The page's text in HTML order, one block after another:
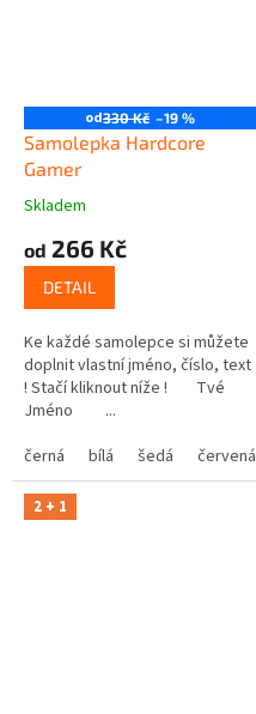
od330 Kč –19 %
Samolepka Hardcore
Gamer
Skladem
od 266 Kč
DETAIL
Ke každé samolepce si můžete
doplnit vlastní jméno, číslo, text
! Stačí kliknout níže ! Tvé
Jméno ...
černá
bílá šedá červená
2 + 1